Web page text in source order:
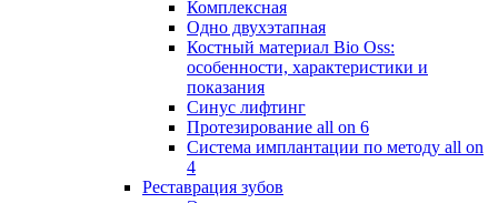
Комплексная
Одно двухэтапная
Костный материал Bio Oss:
особенности, характеристики и
показания
Синус лифтинг
Протезирование all on 6
Система имплантации по методу all on
4
Реставрация зубов